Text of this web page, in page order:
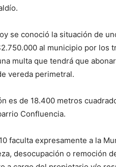
se conoció la situación de
al municipio por los
multa que tendrá que
vereda perimetral.
es de 18.400 metros
Confluencia.
faculta expresamente a la
desocupación o remoción